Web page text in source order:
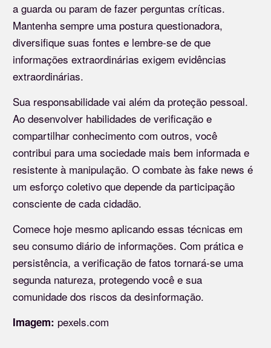
a guarda ou param de fazer perguntas críticas.
Mantenha sempre uma postura questionadora,
diversifique suas fontes e lembre-se de que
informações extraordinárias exigem evidências
extraordinárias.
Sua responsabilidade vai além da proteção pessoal.
Ao desenvolver habilidades de verificação e
compartilhar conhecimento com outros, você
contribui para uma sociedade mais bem informada e
resistente à manipulação. O combate às fake news é
um esforço coletivo que depende da participação
consciente de cada cidadão.
Comece hoje mesmo aplicando essas técnicas em
seu consumo diário de informações. Com prática e
persistência, a verificação de fatos tornará-se uma
segunda natureza, protegendo você e sua
comunidade dos riscos da desinformação.
Imagem: pexels.com